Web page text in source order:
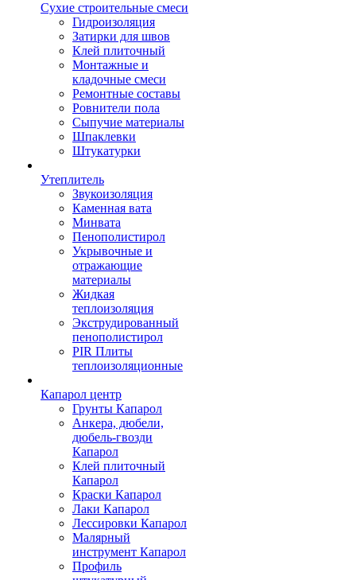
Сухие строительные смеси
Гидроизоляция
Затирки для швов
Клей плиточный
Монтажные и
кладочные смеси
Ремонтные составы
Ровнители пола
Сыпучие материалы
Шпаклевки
Штукатурки
Утеплитель
Звукоизоляция
Каменная вата
Минвата
Пенополистирол
Укрывочные и
отражающие
материалы
Жидкая
теплоизоляция
Экструдированный
пенополистирол
PIR Плиты
теплоизоляционные
Капарол центр
Грунты Капарол
Анкера, дюбели,
дюбель-гвозди
Капарол
Клей плиточный
Капарол
Краски Капарол
Лаки Капарол
Лессировки Капарол
Малярный
инструмент Капарол
Профиль